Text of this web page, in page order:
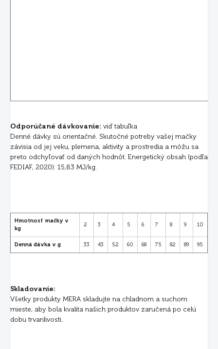
Odporúčané dávkovanie: viď tabuľka
Denné dávky sú orientačné. Skutočné potreby vašej mačky
závisia od jej veku, plemena, aktivity a prostredia a môžu sa
preto odchyľovať od daných hodnôt. Energetický obsah (podľa
FEDIAF, 2020): 15,83 MJ/kg.
Hmotnosť mačky v
kg
2 3 4 5 6 7 8 9 10
Denná dávka v g 33 43 52 60 68 75 82 89 95
Skladovanie:
Všetky produkty MERA skladujte na chladnom a suchom
mieste, aby bola kvalita našich produktov zaručená po celú
dobu trvanlivosti.